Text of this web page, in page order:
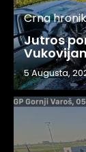
Crna
Jutros
5 Augusta,